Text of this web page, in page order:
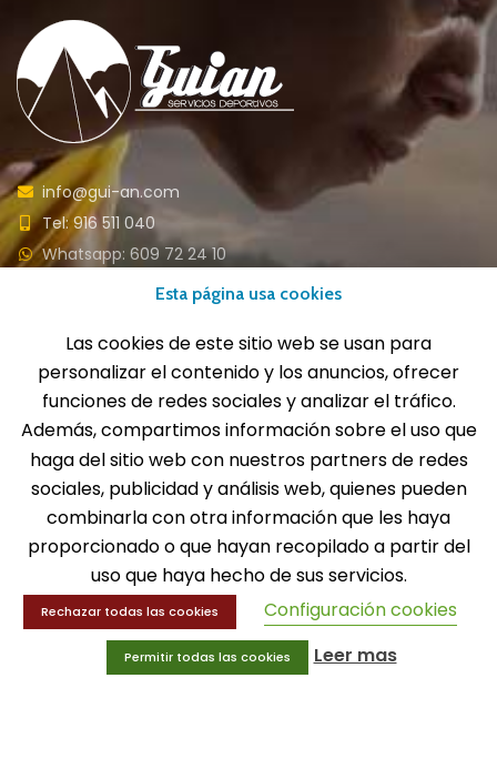
info@gui-an.com
Tel: 916 511 040
Whatsapp: 609 72 24 10
Fax: 916 537 814
SOLICITA INFORMACIÓN
MENÚ
Balones
Educación física
Entrenamiento y educación física
Esta página usa cookies
Las cookies de este sitio web se usan para
personalizar el contenido y los anuncios, ofrecer
funciones de redes sociales y analizar el tráfico.
Además, compartimos información sobre el uso que
haga del sitio web con nuestros partners de redes
sociales, publicidad y análisis web, quienes pueden
combinarla con otra información que les haya
proporcionado o que hayan recopilado a partir del
uso que haya hecho de sus servicios.
Rechazar todas las cookies Configuración cookies
Permitir todas las cookies Leer mas